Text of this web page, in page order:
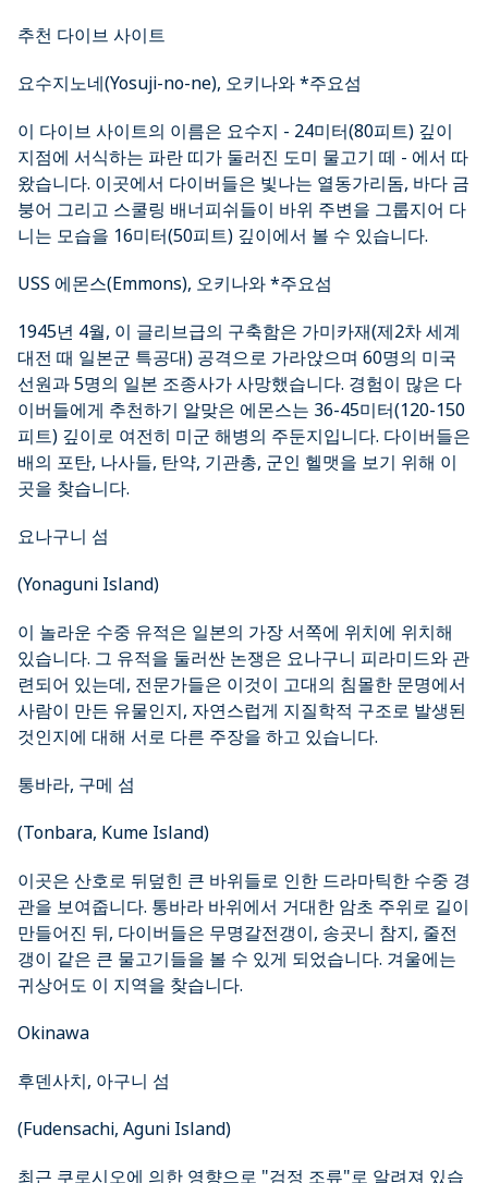
추천 다이브 사이트
요수지노네(Yosuji-no-ne), 오키나와 *주요섬
이 다이브 사이트의 이름은 요수지 - 24미터(80피트) 깊이
지점에 서식하는 파란 띠가 둘러진 도미 물고기 떼 - 에서 따
왔습니다. 이곳에서 다이버들은 빛나는 열동가리돔, 바다 금
붕어 그리고 스쿨링 배너피쉬들이 바위 주변을 그룹지어 다
니는 모습을 16미터(50피트) 깊이에서 볼 수 있습니다.
USS 에몬스(Emmons), 오키나와 *주요섬
1945년 4월, 이 글리브급의 구축함은 가미카재(제2차 세계
대전 때 일본군 특공대) 공격으로 가라앉으며 60명의 미국
선원과 5명의 일본 조종사가 사망했습니다. 경험이 많은 다
이버들에게 추천하기 알맞은 에몬스는 36-45미터(120-150
피트) 깊이로 여전히 미군 해병의 주둔지입니다. 다이버들은
배의 포탄, 나사들, 탄약, 기관총, 군인 헬맷을 보기 위해 이
곳을 찾습니다.
요나구니 섬
(Yonaguni Island)
이 놀라운 수중 유적은 일본의 가장 서쪽에 위치에 위치해
있습니다. 그 유적을 둘러싼 논쟁은 요나구니 피라미드와 관
련되어 있는데, 전문가들은 이것이 고대의 침몰한 문명에서
사람이 만든 유물인지, 자연스럽게 지질학적 구조로 발생된
것인지에 대해 서로 다른 주장을 하고 있습니다.
통바라, 구메 섬
(Tonbara, Kume Island)
이곳은 산호로 뒤덮힌 큰 바위들로 인한 드라마틱한 수중 경
관을 보여줍니다. 통바라 바위에서 거대한 암초 주위로 길이
만들어진 뒤, 다이버들은 무명갈전갱이, 송곳니 참지, 줄전
갱이 같은 큰 물고기들을 볼 수 있게 되었습니다. 겨울에는
귀상어도 이 지역을 찾습니다.
Okinawa
후덴사치, 아구니 섬
(Fudensachi, Aguni Island)
최근 쿠로시오에 의한 영향으로 "검정 조류"로 알려져 있습